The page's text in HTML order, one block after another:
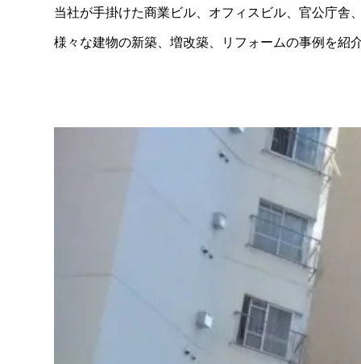
当社が手掛けた商業ビル、オフィスビル、官公庁舎
様々な建物の新築、増改築、リフォームの事例を紹